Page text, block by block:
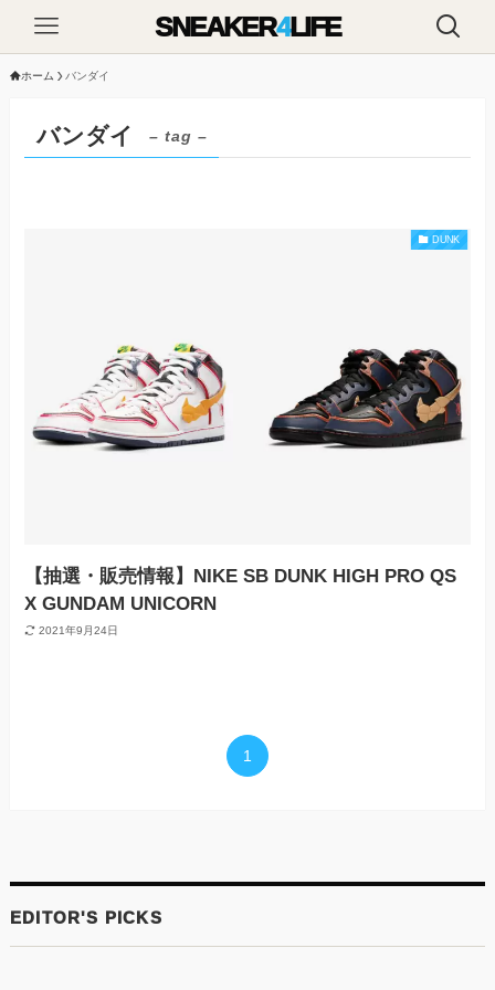
SNEAKER4LIFE
ホーム バンダイ
バンダイ – tag –
DUNK
【抽選・販売情報】NIKE SB DUNK HIGH PRO QS
X GUNDAM UNICORN
2021年9月24日
1